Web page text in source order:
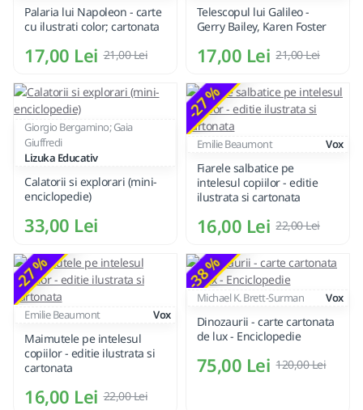
Palaria lui Napoleon - carte
cu ilustrati color; cartonata
17,00 Lei 21,00 Lei
Telescopul lui Galileo -
Gerry Bailey, Karen Foster
17,00 Lei 21,00 Lei
Giorgio Bergamino; Gaia
Giuffredi
Lizuka Educativ
Calatorii si explorari (mini-
enciclopedie)
33,00 Lei
-27 %
Emilie Beaumont Vox
Fiarele salbatice pe
intelesul copiilor - editie
ilustrata si cartonata
16,00 Lei 22,00 Lei
-27 %
Emilie Beaumont Vox
Maimutele pe intelesul
copiilor - editie ilustrata si
cartonata
16,00 Lei 22,00 Lei
-38 %
Michael K. Brett-Surman Vox
Dinozaurii - carte cartonata
de lux - Enciclopedie
75,00 Lei 120,00 Lei